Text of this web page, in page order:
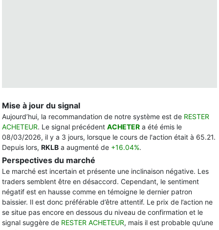
Mise à jour du signal
Aujourd’hui, la recommandation de notre système est de RESTER
ACHETEUR. Le signal précédent ACHETER a été émis le
08/03/2026, il y a 3 jours, lorsque le cours de l'action était à 65.21.
Depuis lors, RKLB a augmenté de +16.04%.
Perspectives du marché
Le marché est incertain et présente une inclinaison négative. Les
traders semblent être en désaccord. Cependant, le sentiment
négatif est en hausse comme en témoigne le dernier patron
baissier. Il est donc préférable d’être attentif. Le prix de l’action ne
se situe pas encore en dessous du niveau de confirmation et le
signal suggère de RESTER ACHETEUR, mais il est probable qu’une